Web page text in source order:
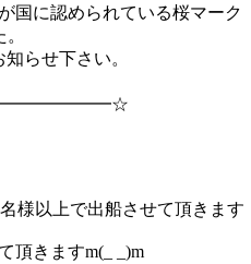
国に認められている桜マーク
らせ下さい。
様以上で出船させて頂きます
頂きますm(_ _)m